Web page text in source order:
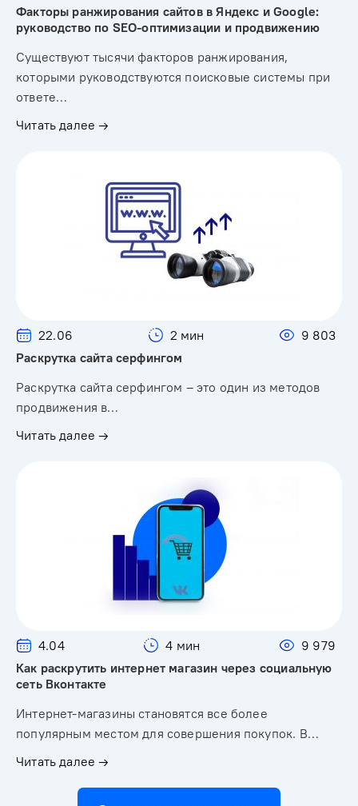
Факторы ранжирования сайтов в Яндекс и Google:
руководство по SEO-оптимизации и продвижению
Существуют тысячи факторов ранжирования,
которыми руководствуются поисковые системы при
ответе…
Читать далее →
22.06 2 мин
9 803
Раскрутка сайта серфингом
Раскрутка сайта серфингом – это один из методов
продвижения в…
Читать далее →
4.04 4 мин
9 979
Как раскрутить интернет магазин через социальную
сеть Вконтакте
Интернет-магазины становятся все более
популярным местом для совершения покупок. В…
Читать далее →